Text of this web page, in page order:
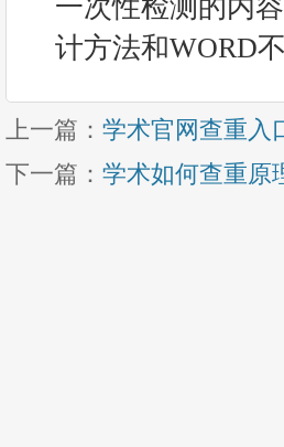
一次性检测的内
计方法和WORD
上一篇： 学术官网查重入
下一篇： 学术如何查重原